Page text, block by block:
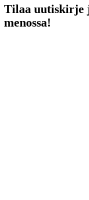
Tilaa uutiskirje
menossa!